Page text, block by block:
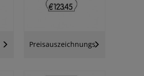
Preisauszeichnungsetiketten